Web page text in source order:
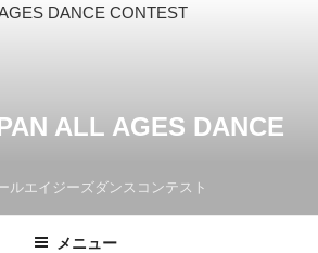
ALL AGES DANCE
ルエイジーズダンスコンテスト
メニュー